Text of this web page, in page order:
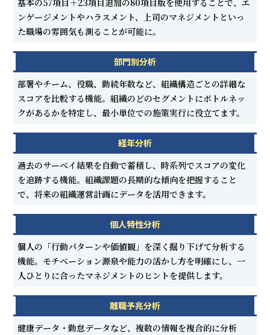
ンゲージメントやハラスメント、上司のマネジメントといっ
た職場の雰囲気も測ることが可能に。
部門別分析
部署やチーム、役職、勤続年数など、組織構造ごとの詳細な
スコアを比較する機能。組織のどのセグメントにボトルネッ
クがあるかを特定し、最小単位での施策実行に役立てます。
経年分析
過去のサーベイ結果を自動で蓄積し、時系列でスコアの変化
を追跡する機能。組織課題の長期的な傾向を把握すること
で、将来の組織運営計画にデータを活用できます。
個人特性分析
個人の「行動パターンや価値観」を深く掘り下げて分析する
機能。モチベーション源泉や能力の活かし方を明確にし、一
人ひとりに合ったマネジメントのヒントを提供します。
離職予兆分析
健康データ・勤怠データなど、複数の情報を複合的に分析